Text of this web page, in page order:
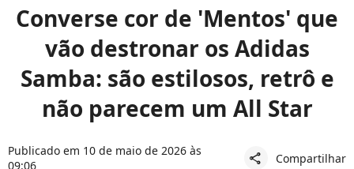
Converse cor de 'Mentos' que
vão destronar os Adidas
Samba: são estilosos, retrô e
não parecem um All Star
Publicado em 10 de maio de 2026 às
09:06
share Compartilhar